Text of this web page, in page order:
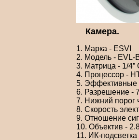
Камера.
1. Марка - ESVI
2. Модель - EVL-
3. Матрица - 1/4”
4. Процессор -
5. Эффективные
6. Разрешение -
7. Нижний порог
8. Скорость
9. Отношение
10. Объектив -
11. ИК-